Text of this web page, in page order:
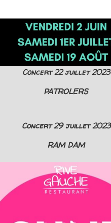
Concert 22 juillet 2023
PATROLERS
Concert 29 juillet 2023
RAM DAM